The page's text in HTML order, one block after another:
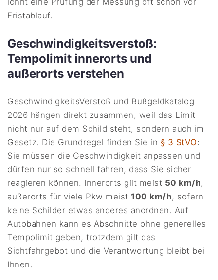
lohnt eine Prüfung der Messung oft schon vor
Fristablauf.
Geschwindigkeitsverstoß:
Tempolimit innerorts und
außerorts verstehen
GeschwindigkeitsVerstoß und Bußgeldkatalog
2026 hängen direkt zusammen, weil das Limit
nicht nur auf dem Schild steht, sondern auch im
Gesetz. Die Grundregel finden Sie in § 3 StVO:
Sie müssen die Geschwindigkeit anpassen und
dürfen nur so schnell fahren, dass Sie sicher
reagieren können. Innerorts gilt meist 50 km/h,
außerorts für viele Pkw meist100 km/h, sofern
keine Schilder etwas anderes anordnen. Auf
Autobahnen kann es Abschnitte ohne generelles
Tempolimit geben, trotzdem gilt das
Sichtfahrgebot und die Verantwortung bleibt bei
Ihnen.